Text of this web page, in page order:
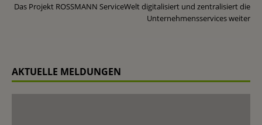
Das Projekt ROSSMANN ServiceWelt digitalisiert und zentralisiert die
Unternehmensservices weiter
AKTUELLE MELDUNGEN